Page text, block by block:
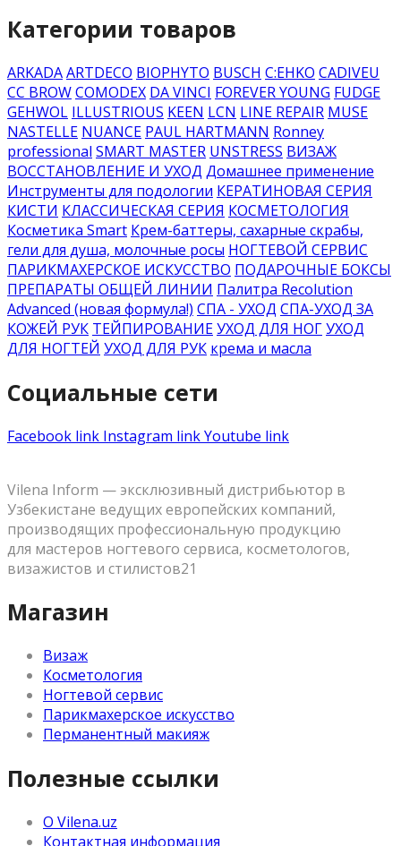
Категории товаров
ARKADAARTDECO BIOPHYTO BUSCH C:EHKO CADIVEU
CC BROWCOMODEX DA VINCI FOREVER YOUNG FUDGE
GEHWOL ILLUSTRIOUS KEEN LCN LINE REPAIR MUSE
NASTELLE NUANCE PAUL HARTMANN Ronney
professional SMART MASTER UNSTRESS ВИЗАЖ
ВОССТАНОВЛЕНИЕ И УХОД Домашнее применение
Инструменты для подологии КЕРАТИНОВАЯ СЕРИЯ
КИСТИ КЛАССИЧЕСКАЯ СЕРИЯ КОСМЕТОЛОГИЯ
Косметика Smart Крем-баттеры, сахарные скрабы,
гели для душа, молочные росы НОГТЕВОЙ СЕРВИС
ПАРИКМАХЕРСКОЕ ИСКУССТВО ПОДАРОЧНЫЕ БОКСЫ
ПРЕПАРАТЫ ОБЩЕЙ ЛИНИИ Палитра Recolution
Advanced (новая формула!) СПА - УХОД СПА-УХОД ЗА
КОЖЕЙ РУК ТЕЙПИРОВАНИЕУХОД ДЛЯ НОГУХОД
ДЛЯ НОГТЕЙ УХОД ДЛЯ РУК крема и масла
Социальные сети
Facebook link Instagram linkYoutube link
Vilena Inform — эксклюзивный дистрибьютор в
Узбекистане ведущих европейских компаний,
производящих профессиональную продукцию
для мастеров ногтевого сервиса, косметологов,
визажистов и стилистов21
Магазин
Визаж
Косметология
Ногтевой сервис
Парикмахерское искусство
Перманентный макияж
Полезные ссылки
О Vilena.uz
Контактная информация